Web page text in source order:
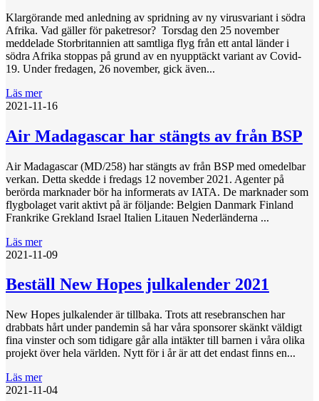
Klargörande med anledning av spridning av ny virusvariant i södra
Afrika. Vad gäller för paketresor? Torsdag den 25 november
meddelade Storbritannien att samtliga flyg från ett antal länder i
södra Afrika stoppas på grund av en nyupptäckt variant av Covid-
19. Under fredagen, 26 november, gick även...
Läs mer
2021-11-16
Air Madagascar har stängts av från BSP
Air Madagascar (MD/258) har stängts av från BSP med omedelbar
verkan. Detta skedde i fredags 12 november 2021. Agenter på
berörda marknader bör ha informerats av IATA. De marknader som
flygbolaget varit aktivt på är följande: Belgien Danmark Finland
Frankrike Grekland Israel Italien Litauen Nederländerna ...
Läs mer
2021-11-09
Beställ New Hopes julkalender 2021
New Hopes julkalender är tillbaka. Trots att resebranschen har
drabbats hårt under pandemin så har våra sponsorer skänkt väldigt
fina vinster och som tidigare går alla intäkter till barnen i våra olika
projekt över hela världen. Nytt för i år är att det endast finns en...
Läs mer
2021-11-04